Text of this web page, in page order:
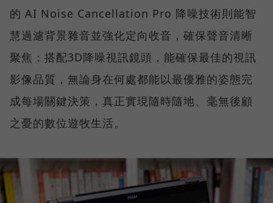
的 AI Noise Cancellation Pro 降噪技術則能智
慧過濾背景雜音並強化定向收音，確保聲音清晰
聚焦；搭配3D降噪視訊鏡頭，能確保最佳的視訊
影像品質，無論身在何處都能以最優雅的姿態完
成每場關鍵決策，真正實現隨時隨地、毫無後顧
之憂的數位遊牧生活。